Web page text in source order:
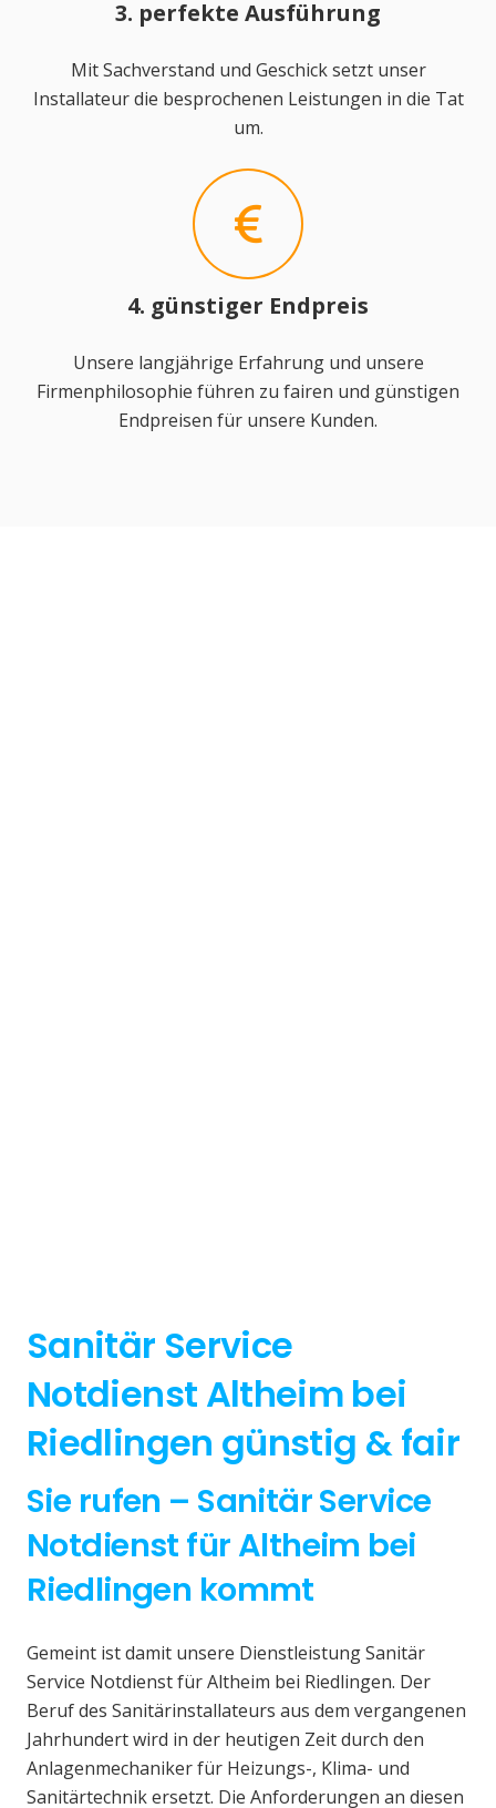
3. perfekte Ausführung
Mit Sachverstand und Geschick setzt unser
Installateur die besprochenen Leistungen in die Tat
um.
4. günstiger Endpreis
Unsere langjährige Erfahrung und unsere
Firmenphilosophie führen zu fairen und günstigen
Endpreisen für unsere Kunden.
Sanitär Service
Notdienst Altheim bei
Riedlingen günstig & fair
Sie rufen – Sanitär Service
Notdienst für Altheim bei
Riedlingen kommt
Gemeint ist damit unsere Dienstleistung Sanitär
Service Notdienst für Altheim bei Riedlingen. Der
Beruf des Sanitärinstallateurs aus dem vergangenen
Jahrhundert wird in der heutigen Zeit durch den
Anlagenmechaniker für Heizungs-, Klima- und
Sanitärtechnik ersetzt. Die Anforderungen an diesen